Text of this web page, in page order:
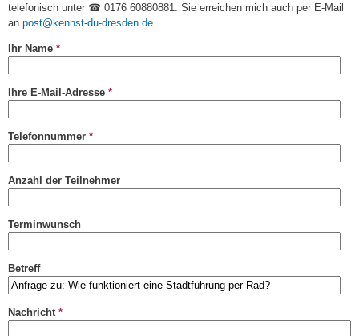
telefonisch unter ☎ 0176 60880881. Sie erreichen mich auch per E-Mail
an post@kennst-du-dresden.de(link.
Ihr Name *
Ihre E-Mail-Adresse *
Telefonnummer *
Anzahl der Teilnehmer
Terminwunsch
Betreff
Nachricht *